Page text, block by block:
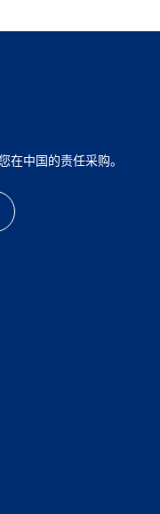
在中国的责任采购。